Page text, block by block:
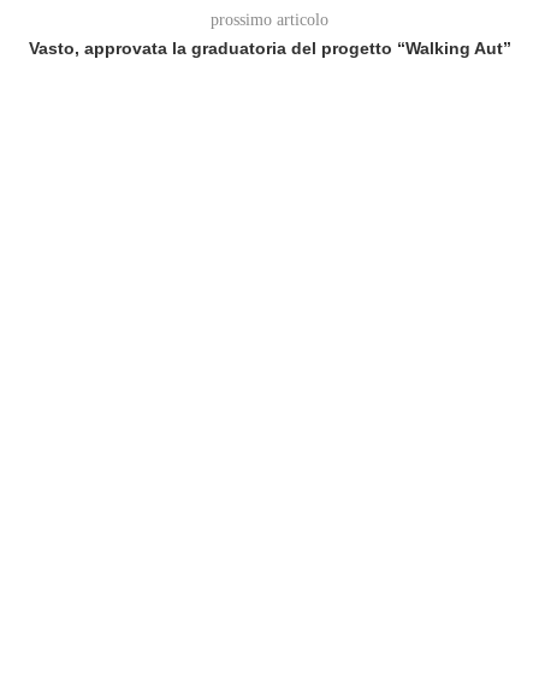
prossimo articolo
Vasto, approvata la graduatoria del progetto “Walking Aut”